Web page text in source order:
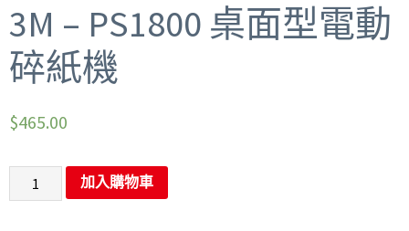
3M – PS1800 桌面型電動
碎紙機
$465.00
加入購物車